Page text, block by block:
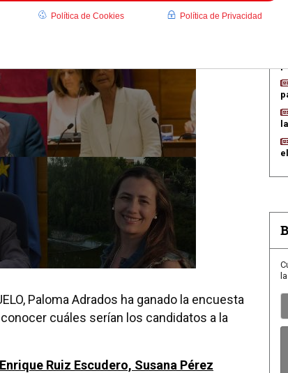
Paloma Adrados ha ganado la encuesta
cuáles serían los candidatos a la
Ruiz Escudero, Susana Pérez